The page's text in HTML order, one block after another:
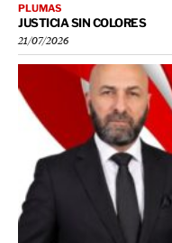
PLUMAS
JUSTICIA SIN COLORES
21/07/2026